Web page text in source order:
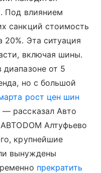
Под влиянием
санкций стоимость
20%. Эта ситуация
включая шины.
диапазоне от 5
но с большой
рост цен шин
рассказал Авто
Алтуфьево
крупнейшие
вынуждены
прекратить